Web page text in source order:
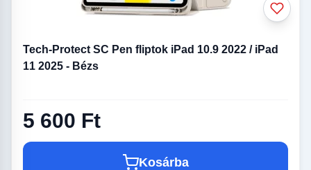
Tech-Protect SC Pen fliptok iPad 10.9 2022 / iPad
11 2025 - Bézs
5 600 Ft
Kosárba